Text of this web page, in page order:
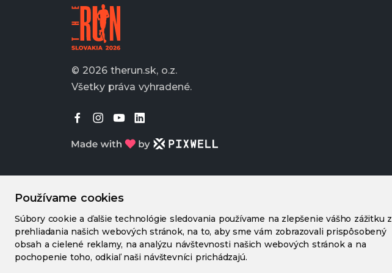
Používame cookies
Súbory cookie a ďalšie technológie sledovania používame na zlepšenie vášho zážitku z
prehliadania našich webových stránok, na to, aby sme vám zobrazovali prispôsobený
obsah a cielené reklamy, na analýzu návštevnosti našich webových stránok a na
pochopenie toho, odkiaľ naši návštevníci prichádzajú.
© 2026 therun.sk, o.z.
Všetky práva vyhradené.